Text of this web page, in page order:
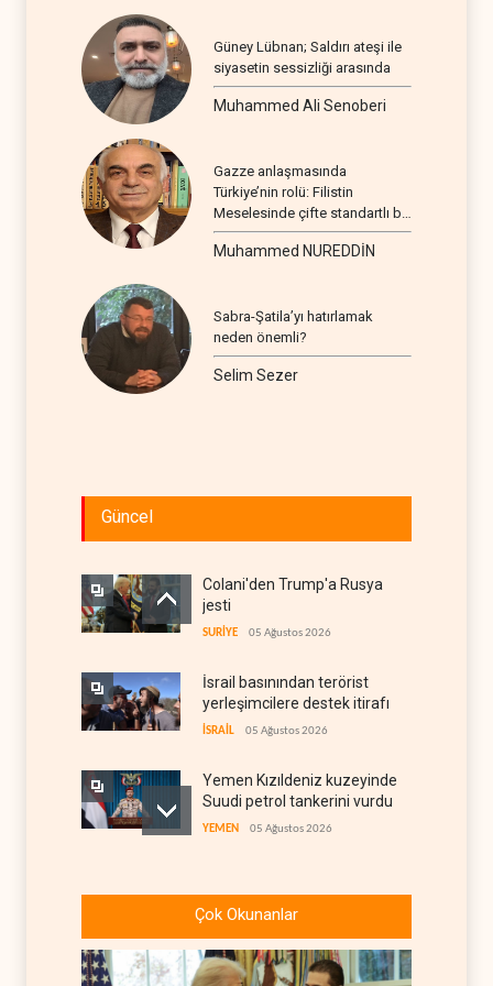
Güney Lübnan; Saldırı ateşi ile
siyasetin sessizliği arasında
Muhammed Ali Senoberi
Gazze anlaşmasında
Türkiye’nin rolü: Filistin
Meselesinde çifte standartlı bir
seyir
Muhammed NUREDDİN
Sabra-Şatila’yı hatırlamak
neden önemli?
Selim Sezer
Güncel
Colani'den Trump'a Rusya
jesti
SURİYE 05 Ağustos 2026
İsrail basınından terörist
yerleşimcilere destek itirafı
İSRAİL 05 Ağustos 2026
Yemen Kızıldeniz kuzeyinde
Suudi petrol tankerini vurdu
YEMEN 05 Ağustos 2026
Lübnan'daki lüks oteli
yağmaladığı ortaya çıktı
Hürmüz ve Babülmendep
Çok Okunanlar